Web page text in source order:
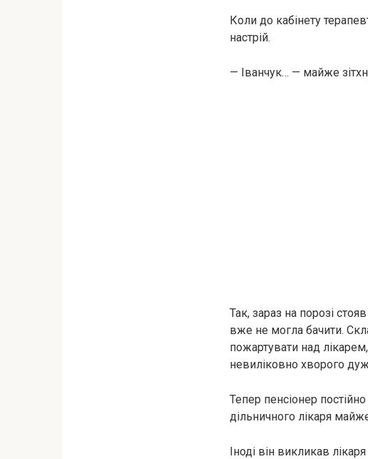
Коли до кабінету
настрій.
— Іванчук… — майже
Так, зараз на порозі
вже не могла бачити.
пожартувати над
невиліковно хворого
Тепер пенсіонер
дільничного лікаря
Іноді він викликав